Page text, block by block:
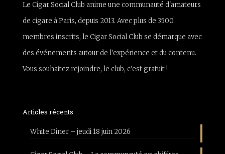
Le Cigar Social Club anime une communauté d'amateurs
de cigare à Paris, depuis 2013. Avec plus de 3500
membres inscrits, le Cigar Social Club se démarque avec
des événements autour de l'expérience et du contenu.
Vous souhaitez rejoindre, le club, c'est gratuit !
Articles récents
White Diner – jeudi 18 juin 2026